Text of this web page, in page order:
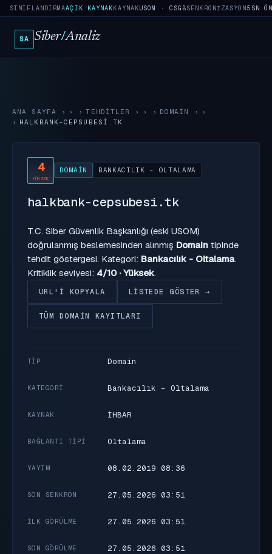
SINIFLANDIRMAAÇIK KAYNAKKAYNAKUSOM · CSGBSENKRONIZASYON5SN
SA Siber/Analiz
ANA SAYFA › TEHDITLER › DOMAIN
›
HALKBANK-CEPSUBESI.TK
4
YÜKSEK
DOMAIN BANKACILIK - OLTALAMA
halkbank-cepsubesi.tk
T.C. Siber Güvenlik Başkanlığı (eski USOM)
doğrulanmış beslemesinden alınmış Domain tipinde
tehdit göstergesi. Kategori: Bankacılık - Oltalama.
Kritiklik seviyesi: 4/10 · Yüksek.
URL'I KOPYALA LISTEDE GÖSTER →
TÜM DOMAIN KAYITLARI
TIP Domain
KATEGORI Bankacılık - Oltalama
KAYNAK İHBAR
BAĞLANTI TIPI Oltalama
YAYIM 08.02.2019 08:36
SON SENKRON 27.05.2026 03:51
İLK GÖRÜLME 27.05.2026 03:51
SON GÖRÜLME 27.05.2026 03:51